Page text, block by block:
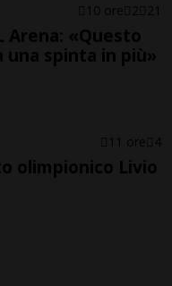
10 ore 2 21
Arena: «Questo
una spinta in più»
11 ore 4
olimpionico Livio